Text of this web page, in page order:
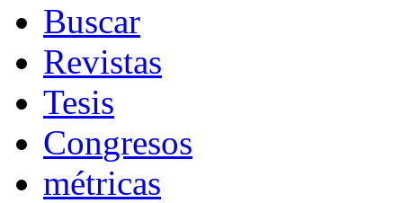
Buscar
Revistas
Tesis
Congresos
métricas